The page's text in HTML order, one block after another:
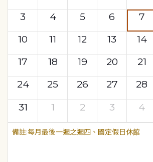
3
4 5 6 7
10
11 12 13 14
17
18 19 20 21
24
25 26 27 28
31
1 2 3 4
每月最後一週之週四、國定假日休館